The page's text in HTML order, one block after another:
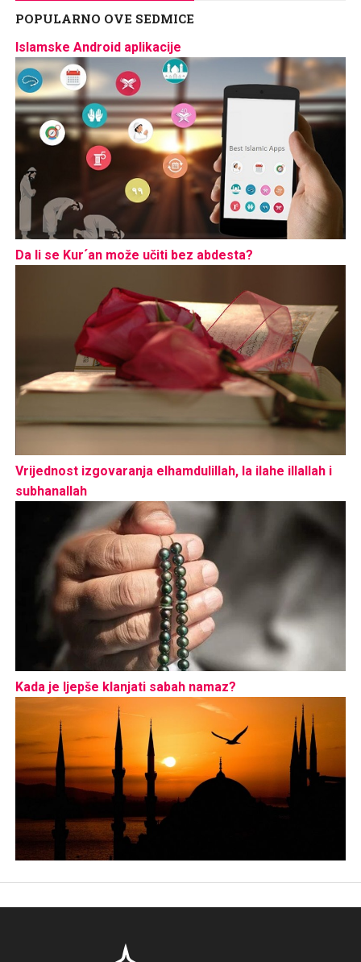
POPULARNO OVE SEDMICE
Islamske Android aplikacije
Da li se Kur´an može učiti bez abdesta?
Vrijednost izgovaranja elhamdulillah, la ilahe illallah i
subhanallah
Kada je ljepše klanjati sabah namaz?